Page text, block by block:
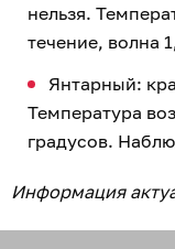
нельзя.
течение, волна
Янтарный:
Температура
градусов.
Информация